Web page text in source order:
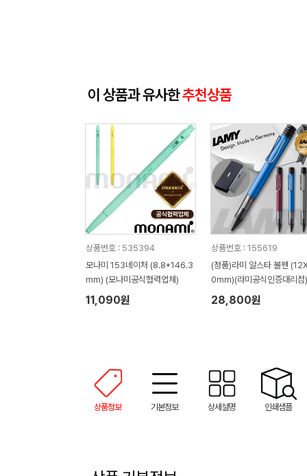
이 상품과 유사한추천상품
상품번호 : 535394
모나미 153네이처 (8.8*146.3
mm) (모나미공식협력업체)
11,090원
상품번호 : 155619
(정품)라미 알스타 볼펜
0mm)(라미공식인증대리점)
28,800원
상품정보 기본정보 상세설명 인쇄샘플